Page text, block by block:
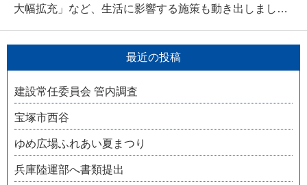
大幅拡充」など、生活に影響する施策も動き出しまし…
最近の投稿
建設常任委員会 管内調査
宝塚市西谷
ゆめ広場ふれあい夏まつり
兵庫陸運部へ書類提出